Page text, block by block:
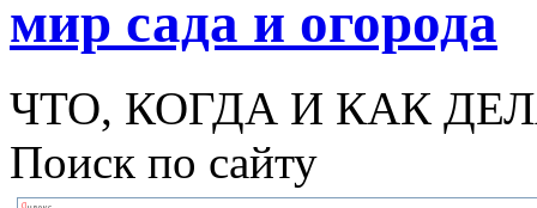
мир сада и огорода
ЧТО, КОГДА И КАК
Поиск по сайту